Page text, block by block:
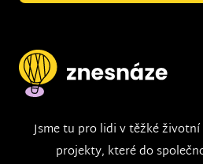
Jsme tu pro lidi v těžké
projekty, které do